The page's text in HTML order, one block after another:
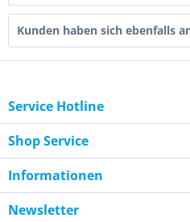
Kunden haben sich ebenfalls
Service Hotline
Shop Service
Informationen
Newsletter